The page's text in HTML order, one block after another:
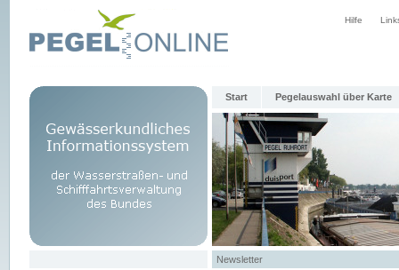
Hilfe
Start Pegelauswahl über Karte
Newsletter